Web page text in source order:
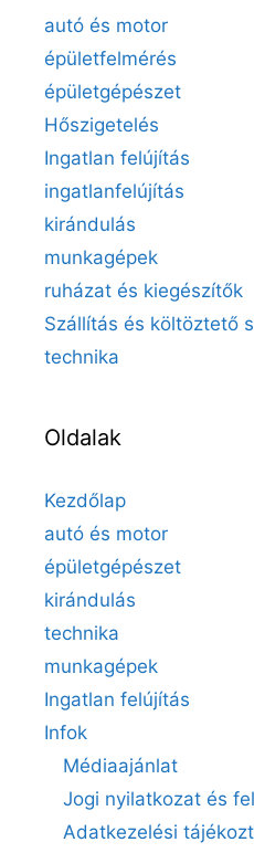
autó és motor
épületfelmérés
épületgépészet
Hőszigetelés
Ingatlan felújítás
ingatlanfelújítás
kirándulás
munkagépek
ruházat és kiegészítők
Szállítás és költöztető
technika
Oldalak
Kezdőlap
autó és motor
épületgépészet
kirándulás
technika
munkagépek
Ingatlan felújítás
Infok
Médiaajánlat
Jogi nyilatkozat és
Adatkezelési